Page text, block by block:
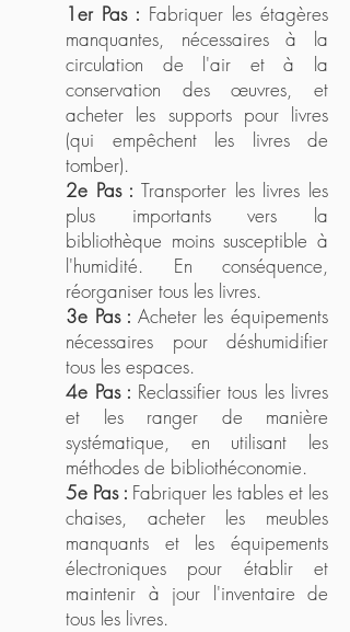
1er Pas : Fabriquer les étagères
manquantes, nécessaires à la
circulation de l'air et à la
conservation des œuvres, et
acheter les supports pour livres
(qui empêchent les livres de
tomber).
2e Pas : Transporter les livres les
plus importants vers la
bibliothèque moins susceptible à
l'humidité. En conséquence,
réorganiser tous les livres.
3e Pas : Acheter les équipements
nécessaires pour déshumidifier
tous les espaces.
4e Pas : Reclassifier tous les livres
et les ranger de manière
systématique, en utilisant les
méthodes de bibliothéconomie.
5e Pas : Fabriquer les tables et les
chaises, acheter les meubles
manquants et les équipements
électroniques pour établir et
maintenir à jour l'inventaire de
tous les livres.